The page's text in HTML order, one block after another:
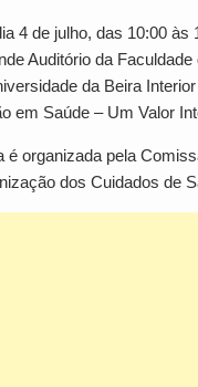
4 de julho, das 10:00 às
Auditório da
da Beira
em Saúde – Um Valor
é organizada pela
dos Cuidados de